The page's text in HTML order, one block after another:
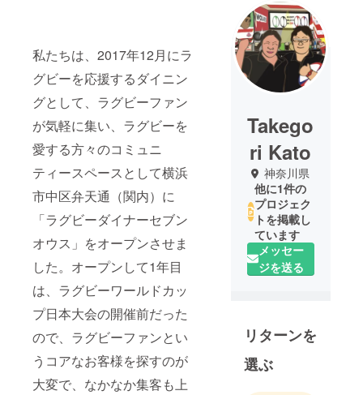
私たちは、2017年12月にラ
グビーを応援するダイニン
グとして、ラグビーファン
が気軽に集い、ラグビーを
愛する方々のコミュニ
ティースペースとして横浜
市中区弁天通（関内）に
「ラグビーダイナーセブン
オウス」をオープンさせま
した。オープンして1年目
は、ラグビーワールドカッ
プ日本大会の開催前だった
ので、ラグビーファンとい
うコアなお客様を探すのが
大変で、なかなか集客も上
Takego
ri Kato
神奈川県
他に1件の
プロジェク
トを掲載し
ています
メッセー
ジを送る
リターンを
選ぶ